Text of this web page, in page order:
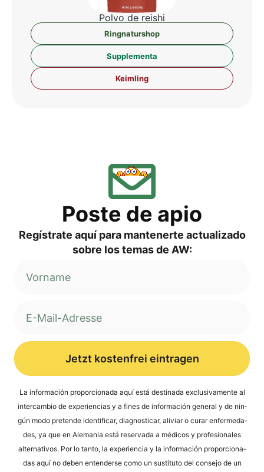
Pol­vo de reishi
Ring­na­tur­shop
Sup­ple­men­ta
Keim­ling
Pos­te de apio
Regí­s­tra­te aquí para man­ten­er­te actua­liz­ado
sob­re los temas de AW:
Jetzt kostenfrei eintragen
La infor­mación pro­por­cio­na­da aquí está desti­na­da exclu­si­v­a­men­te al
inter­cam­bio de expe­ri­en­ci­as y a fines de infor­mación gene­ral y de nin­
gún modo pre­ten­de iden­ti­fi­car, dia­gno­sti­car, ali­vi­ar o curar enfer­me­da­
des, ya que en Ale­ma­nia está reser­va­da a méd­icos y pro­fe­sio­na­les
alter­na­tivos. Por lo tan­to, la expe­ri­en­cia y la infor­mación pro­por­cio­na­
das aquí no deben enten­der­se como un susti­tu­to del con­se­jo de un